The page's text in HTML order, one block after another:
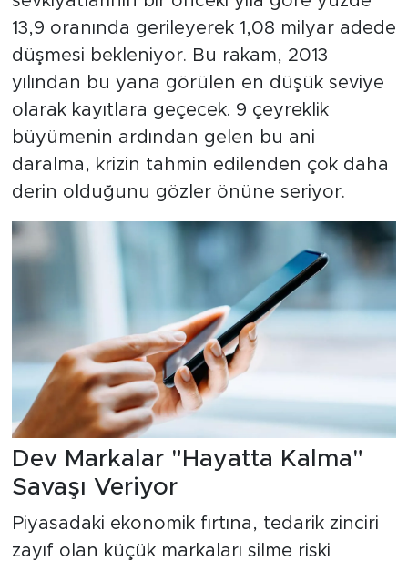
13,9 oranında gerileyerek 1,08 milyar adede
düşmesi bekleniyor. Bu rakam, 2013
yılından bu yana görülen en düşük seviye
olarak kayıtlara geçecek. 9 çeyreklik
büyümenin ardından gelen bu ani
daralma, krizin tahmin edilenden çok daha
derin olduğunu gözler önüne seriyor.
Dev Markalar "Hayatta Kalma"
Savaşı Veriyor
Piyasadaki ekonomik fırtına, tedarik zinciri
zayıf olan küçük markaları silme riski